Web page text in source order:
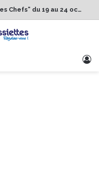
1er Édition de “La Semaine des Chefs” du 19 au 24 octobre 2026